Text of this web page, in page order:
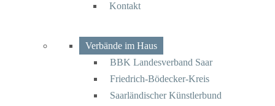
Kontakt
Verbände im Haus
BBK Landesverband Saar
Friedrich-Bödecker-Kreis
Saarländischer Künstlerbund